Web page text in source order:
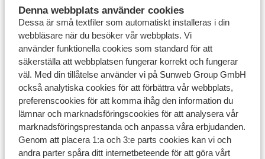
Denna webbplats använder cookies
Dessa är små textfiler som automatiskt installeras i din
webbläsare när du besöker vår webbplats. Vi
använder funktionella cookies som standard för att
säkerställa att webbplatsen fungerar korrekt och fungerar
väl. Med din tillåtelse använder vi på Sunweb Group GmbH
också analytiska cookies för att förbättra vår webbplats,
preferenscookies för att komma ihåg den information du
lämnar och marknadsföringscookies för att analysera vår
marknadsföringsprestanda och anpassa våra erbjudanden.
Genom att placera 1:a och 3:e parts cookies kan vi och
andra parter spåra ditt internetbeteende för att göra vårt
"Ändra personliga uppgifter"
Ändra namnet och spara ändringarna genom att klicka på
den röda ''Spara''-knappen.
Hur ändrar jag ett namn i Sunweb appen?
Öppna din bokning i Sunweb appen
Klicka på "Bokningsinformation"
Välj resenären vars uppgifter du vill ändra och klicka på
"Ändra personliga uppgifter"
Ändra namn
Klicka på "Spara" uppe i högra hörnet